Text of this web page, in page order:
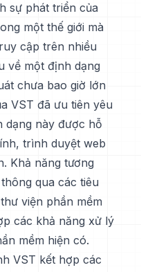
sự phát triển của
một thế giới mà
cập trên nhiều
về một định dạng
chưa bao giờ lớn
VST đã ưu tiên yêu
dạng này được hỗ
trình duyệt web
Khả năng tương
qua các tiêu
viện phần mềm
các khả năng xử lý
mềm hiện có.
VST kết hợp các